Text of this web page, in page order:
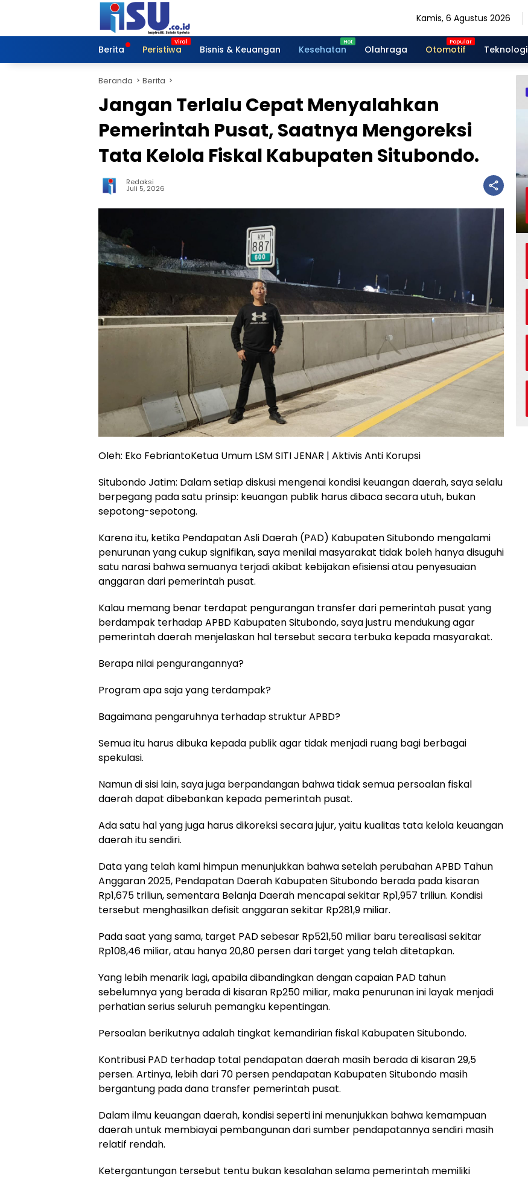
Kamis, 6 Agustus 2026
Berita Peristiwa Bisnis & Keuangan Kesehatan Olahraga Otomotif Teknologi
Beranda Berita
Jangan Terlalu Cepat Menyalahkan
Pemerintah Pusat, Saatnya Mengoreksi
Tata Kelola Fiskal Kabupaten Situbondo.
Redaksi
Juli 5, 2026
Oleh: Eko FebriantoKetua Umum LSM SITI JENAR | Aktivis Anti Korupsi
Situbondo Jatim: Dalam setiap diskusi mengenai kondisi keuangan daerah, saya selalu
berpegang pada satu prinsip: keuangan publik harus dibaca secara utuh, bukan
sepotong-sepotong.
Karena itu, ketika Pendapatan Asli Daerah (PAD) Kabupaten Situbondo mengalami
penurunan yang cukup signifikan, saya menilai masyarakat tidak boleh hanya disuguhi
satu narasi bahwa semuanya terjadi akibat kebijakan efisiensi atau penyesuaian
anggaran dari pemerintah pusat.
Kalau memang benar terdapat pengurangan transfer dari pemerintah pusat yang
berdampak terhadap APBD Kabupaten Situbondo, saya justru mendukung agar
pemerintah daerah menjelaskan hal tersebut secara terbuka kepada masyarakat.
Berapa nilai pengurangannya?
Program apa saja yang terdampak?
Bagaimana pengaruhnya terhadap struktur APBD?
Semua itu harus dibuka kepada publik agar tidak menjadi ruang bagi berbagai
spekulasi.
Namun di sisi lain, saya juga berpandangan bahwa tidak semua persoalan fiskal
daerah dapat dibebankan kepada pemerintah pusat.
Ada satu hal yang juga harus dikoreksi secara jujur, yaitu kualitas tata kelola keuangan
daerah itu sendiri.
Data yang telah kami himpun menunjukkan bahwa setelah perubahan APBD Tahun
Anggaran 2025, Pendapatan Daerah Kabupaten Situbondo berada pada kisaran
Rp1,675 triliun, sementara Belanja Daerah mencapai sekitar Rp1,957 triliun. Kondisi
tersebut menghasilkan defisit anggaran sekitar Rp281,9 miliar.
Pada saat yang sama, target PAD sebesar Rp521,50 miliar baru terealisasi sekitar
Rp108,46 miliar, atau hanya 20,80 persen dari target yang telah ditetapkan.
Yang lebih menarik lagi, apabila dibandingkan dengan capaian PAD tahun
sebelumnya yang berada di kisaran Rp250 miliar, maka penurunan ini layak menjadi
perhatian serius seluruh pemangku kepentingan.
Persoalan berikutnya adalah tingkat kemandirian fiskal Kabupaten Situbondo.
Kontribusi PAD terhadap total pendapatan daerah masih berada di kisaran 29,5
persen. Artinya, lebih dari 70 persen pendapatan Kabupaten Situbondo masih
bergantung pada dana transfer pemerintah pusat.
Dalam ilmu keuangan daerah, kondisi seperti ini menunjukkan bahwa kemampuan
daerah untuk membiayai pembangunan dari sumber pendapatannya sendiri masih
relatif rendah.
Ketergantungan tersebut tentu bukan kesalahan selama pemerintah memiliki